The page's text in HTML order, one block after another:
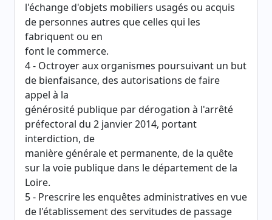
l'échange d'objets mobiliers usagés ou acquis
de personnes autres que celles qui les
fabriquent ou en
font le commerce.
4 - Octroyer aux organismes poursuivant un but
de bienfaisance, des autorisations de faire
appel à la
générosité publique par dérogation à l'arrêté
préfectoral du 2 janvier 2014, portant
interdiction, de
manière générale et permanente, de la quête
sur la voie publique dans le département de la
Loire.
5 - Prescrire les enquêtes administratives en vue
de l'établissement des servitudes de passage